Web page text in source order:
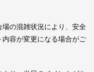
の混雑状況により、安全
容が変更になる場合がご